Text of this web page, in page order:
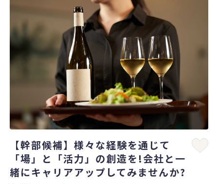
【幹部候補】様々な経験を通じて
「場」と「活力」の創造を!会社と一
緒にキャリアアップしてみませんか?